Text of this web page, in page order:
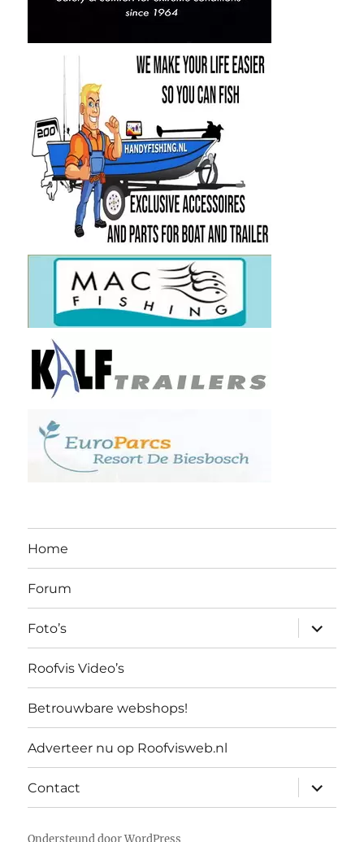
Home
Forum
Foto’s
Roofvis Video’s
Betrouwbare webshops!
Adverteer nu op Roofvisweb.nl
Contact